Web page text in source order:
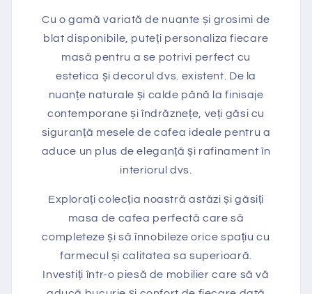
Cu o gamă variată de nuante și grosimi de
blat disponibile, puteți personaliza fiecare
masă pentru a se potrivi perfect cu
estetica și decorul dvs. existent. De la
nuanțe naturale și calde până la finisaje
contemporane și îndrăznețe, veți găsi cu
siguranță mesele de cafea ideale pentru a
aduce un plus de eleganță și rafinament în
interiorul dvs.
Explorați colecția noastră astăzi și găsiți
masa de cafea perfectă care să
completeze și să înnobileze orice spațiu cu
farmecul și calitatea sa superioară.
Investiți într-o piesă de mobilier care să vă